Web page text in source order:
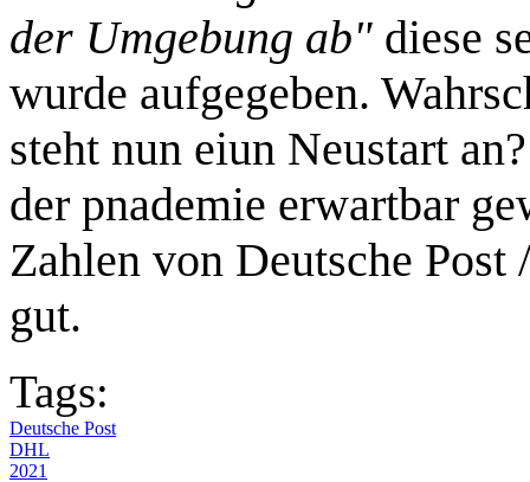
der Umgebung ab" diese
wurde aufgegeben.
steht nun eiun Neustart
der pnademie erwartbar
Zahlen von Deutsche
gut.
Tags:
Deutsche Post
DHL
2021